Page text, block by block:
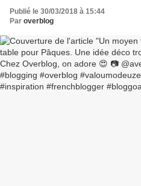
📷
#blogging #overblog
#Paques #lifestyle
#bloggoals
Publié le 30/03/2018 à 15:44
Par overblog